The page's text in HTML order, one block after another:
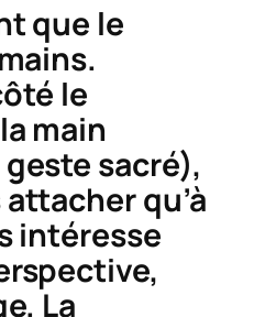
que le
le
main
sacré),
qu’à
intéresse
La